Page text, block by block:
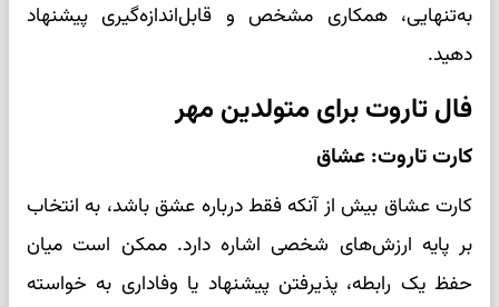
به‌تنهایی، همکاری مشخص و قابل‌اندازه‌گیری پیشنهاد
دهید.
فال تاروت برای متولدین مهر
کارت تاروت: عشاق
کارت عشاق بیش از آنکه فقط درباره عشق باشد، به انتخاب
بر پایه ارزش‌های شخصی اشاره دارد. ممکن است میان
حفظ یک رابطه، پذیرفتن پیشنهاد یا وفاداری به خواسته